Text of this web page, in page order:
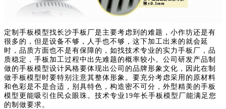
定制手板模型找长沙手板厂是主要考虑到的难题，小作坊还是有
很多的，但是设备不够，人手也不够，这下加工出来的就会延
时，品质方面也不是有保障的，如找技术专业的实力手板厂，品
质稳定，手板加工过程中出先难题的概率较小。公司研发产品制
做的手板模型设计风格要体现出公司的品牌形象文化，因此在制
做手板模型时要特别注意其整体形象。要充分考虑采用的原材料
和色彩是不是合适，别具特色，构造密不可分，外型精美的手板
模型更能吸引住民众眼珠。技术专业19年长手板模型厂能满足您
的制做要求。